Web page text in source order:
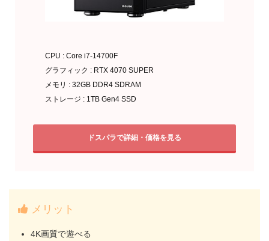
CPU : Core i7-14700F
グラフィック : RTX 4070 SUPER
メモリ : 32GB DDR4 SDRAM
ストレージ : 1TB Gen4 SSD
ドスパラで詳細・価格を見る
メリット
4K画質で遊べる